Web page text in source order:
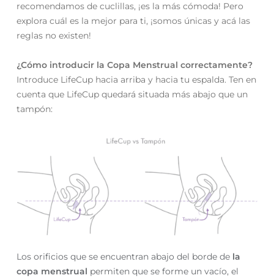
recomendamos de cuclillas, ¡es la más cómoda! Pero
explora cuál es la mejor para ti, ¡somos únicas y acá las
reglas no existen!
¿Cómo introducir la Copa Menstrual correctamente?
Introduce LifeCup hacia arriba y hacia tu espalda. Ten en
cuenta que LifeCup quedará situada más abajo que un
tampón:
Los orificios que se encuentran abajo del borde de la
copa menstrual permiten que se forme un vacío, el